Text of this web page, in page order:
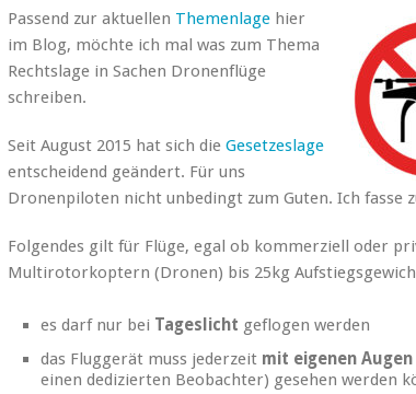
Passend zur aktuellen Themenlagehier
im Blog, möchte ich mal was zum Thema
Rechtslage in Sachen Dronenflüge
schreiben.
Seit August 2015 hat sich die Gesetzeslage
entscheidend geändert. Für uns
Dronenpiloten nicht unbedingt zum Guten. Ich fasse
Folgendes gilt für Flüge, egal ob kommerziell oder
Multirotorkoptern (Dronen) bis 25kg
es darf nur bei Tageslicht geflogen werden
das Fluggerät muss jederzeit mit eigenen Augen
einen dedizierten Beobachter) gesehen werden